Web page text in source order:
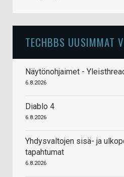
TECHBBS UUSIMMAT
Näytönohjaimet -
6.8.2026
Diablo 4
6.8.2026
Yhdysvaltojen sisä- ja
tapahtumat
6.8.2026